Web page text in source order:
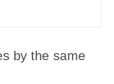
by the same